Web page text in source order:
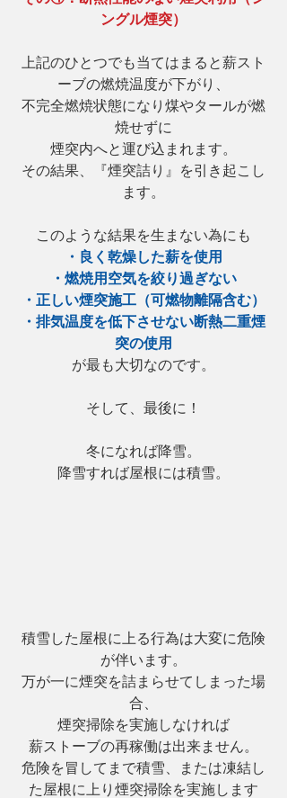
ングル煙突）
上記のひとつでも当てはまると薪スト
ーブの燃焼温度が下がり、
不完全燃焼状態になり煤やタールが燃
焼せずに
煙突内へと運び込まれます。
その結果、『煙突詰り』を引き起こし
ます。
このような結果を生まない為にも
・良く乾燥した薪を使用
・燃焼用空気を絞り過ぎない
・正しい煙突施工（可燃物離隔含む）
・排気温度を低下させない断熱二重煙
突の使用
が最も大切なのです。
そして、最後に！
冬になれば降雪。
降雪すれば屋根には積雪。
積雪した屋根に上る行為は大変に危険
が伴います。
万が一に煙突を詰まらせてしまった場
合、
煙突掃除を実施しなければ
薪ストーブの再稼働は出来ません。
危険を冒してまで積雪、または凍結し
た屋根に上り煙突掃除を実施します